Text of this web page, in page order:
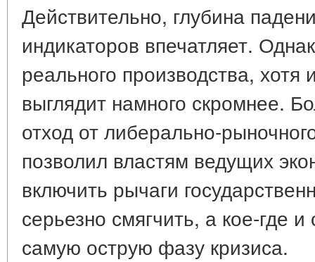
Действительно, глубина
индикаторов впечатляет.
реального производства,
выглядит намного скромнее.
отход от либерально-
позволил властям ведущих
включить рычаги
серьезно смягчить, а кое-где
самую острую фазу кризиса.